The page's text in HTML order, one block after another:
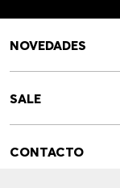
NOVEDADES
SALE
CONTACTO